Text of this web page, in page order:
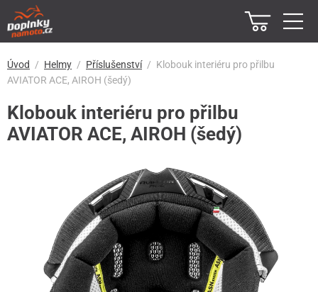
Úvod Helmy Příslušenství
Klobouk interiéru pro přilbu
AVIATOR ACE, AIROH (šedý)
Klobouk interiéru pro přilbu
AVIATOR ACE, AIROH (šedý)